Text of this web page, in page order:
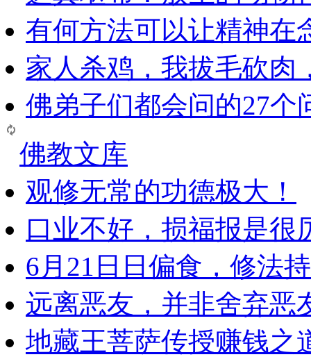
有何方法可以让精神在
家人杀鸡，我拔毛砍肉
佛弟子们都会问的27个
佛教文库
观修无常的功德极大！
口业不好，损福报是很
6月21日日偏食，修法
远离恶友，并非舍弃恶
地藏王菩萨传授赚钱之